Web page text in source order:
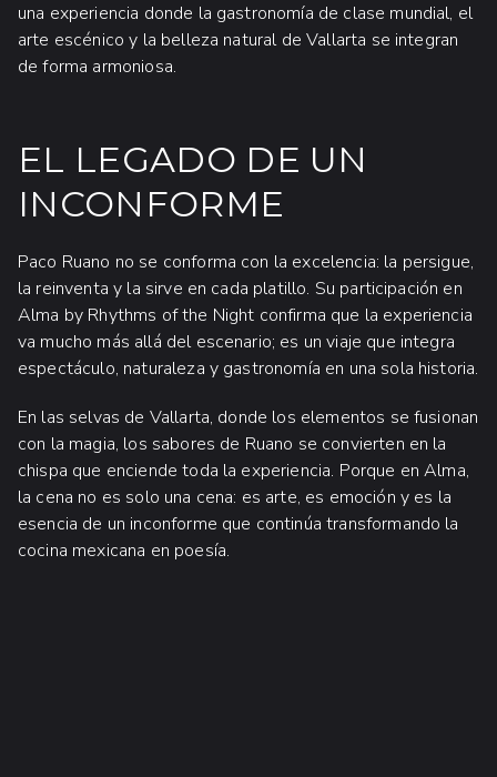
una experiencia donde la gastronomía de clase mundial, el
arte escénico y la belleza natural de Vallarta se integran
de forma armoniosa.
EL LEGADO DE UN
INCONFORME
Paco Ruano no se conforma con la excelencia: la persigue,
la reinventa y la sirve en cada platillo. Su participación en
Alma by Rhythms of the Night confirma que la experiencia
va mucho más allá del escenario; es un viaje que integra
espectáculo, naturaleza y gastronomía en una sola historia.
En las selvas de Vallarta, donde los elementos se fusionan
con la magia, los sabores de Ruano se convierten en la
chispa que enciende toda la experiencia. Porque en Alma,
la cena no es solo una cena: es arte, es emoción y es la
esencia de un inconforme que continúa transformando la
cocina mexicana en poesía.